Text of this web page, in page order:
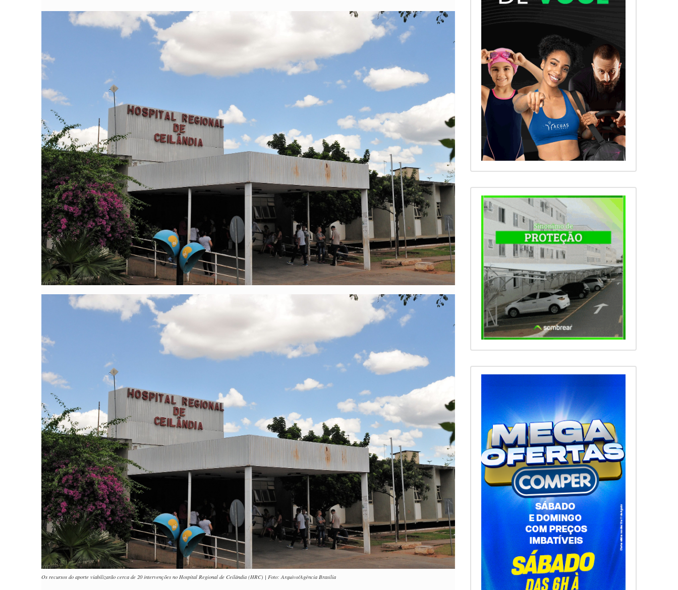
Os recursos do aporte viabilizarão cerca de 20 intervenções no Hospital Regional de Ceilândia (HRC) | Foto: Arquivo/Agência Brasília